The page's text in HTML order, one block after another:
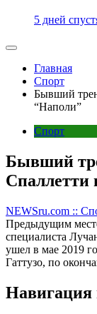
5 дней
Главная
Спорт
Бывший
“Наполи”
Спорт
Бывший
Спаллетти
NEWSru.com ::
Предыдущим
специалиста
ушел в мае 2019
Гаттузо, по
Навигация